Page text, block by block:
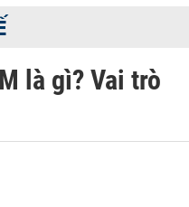
là gì? Vai trò